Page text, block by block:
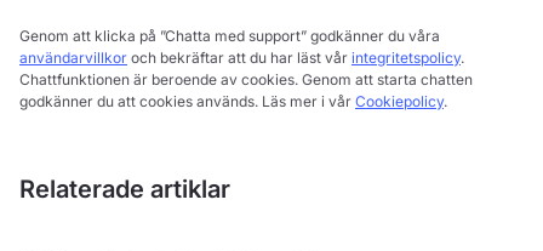
Genom att klicka på ”Chatta med support” godkänner du våra
användarvillkor och bekräftar att du har läst vår integritetspolicy.
Chattfunktionen är beroende av cookies. Genom att starta chatten
godkänner du att cookies används. Läs mer i vår Cookiepolicy.
Relaterade artiklar